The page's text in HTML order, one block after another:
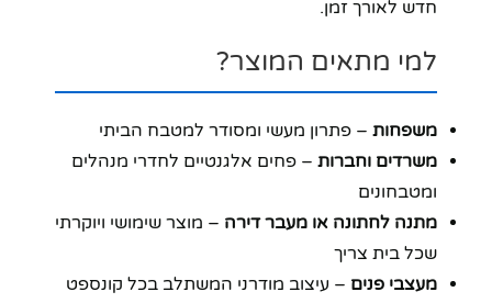
חדש לאורך זמן.
למי מתאים המוצר?
משפחות – פתרון מעשי ומסודר למטבח הביתי
משרדים וחברות – פחים אלגנטיים לחדרי מנהלים
ומטבחונים
מתנה לחתונה או מעבר דירה – מוצר שימושי ויוקרתי
שכל בית צריך
מעצבי פנים – עיצוב מודרני המשתלב בכל קונספט